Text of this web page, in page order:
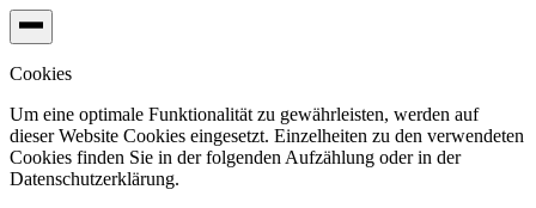
Cookies
Um eine optimale Funktionalität zu gewährleisten, werden auf
dieser Website Cookies eingesetzt. Einzelheiten zu den verwendeten
Cookies finden Sie in der folgenden Aufzählung oder in der
Datenschutzerklärung.